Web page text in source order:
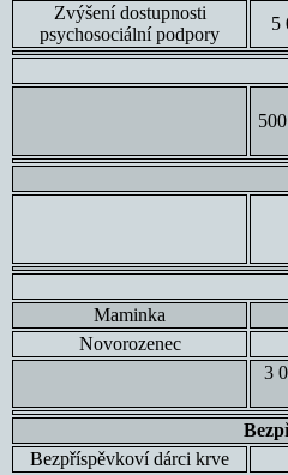
Zvýšení dostupnosti
psychosociální podpory
5
Maminka
Novorozenec
3
Bezpříspěvkoví dárci krve